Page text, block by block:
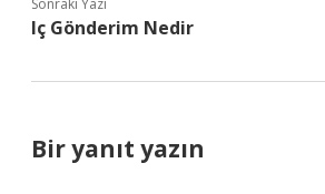
Sonraki Yazı
Iç Gönderim Nedir
Bir yanıt yazın